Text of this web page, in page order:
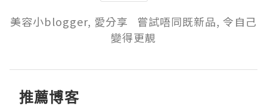
美容小blogger, 愛分享   嘗試唔同既新品, 令自己
變得更靚
推薦博客